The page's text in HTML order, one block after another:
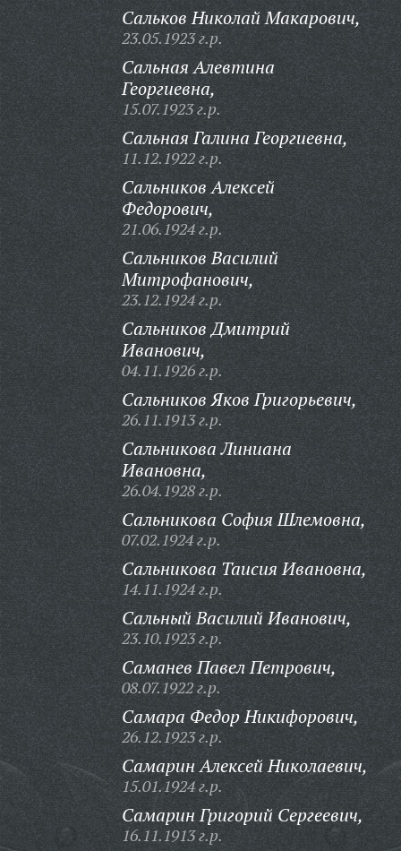
Сальков Николай Макарович,
23.05.1923 г.р.
Сальная Алевтина
Георгиевна,
15.07.1923 г.р.
Сальная Галина Георгиевна,
11.12.1922 г.р.
Сальников Алексей
Федорович,
21.06.1924 г.р.
Сальников Василий
Митрофанович,
23.12.1924 г.р.
Сальников Дмитрий
Иванович,
04.11.1926 г.р.
Сальников Яков Григорьевич,
26.11.1913 г.р.
Сальникова Линиана
Ивановна,
26.04.1928 г.р.
Сальникова София Шлемовна,
07.02.1924 г.р.
Сальникова Таисия Ивановна,
14.11.1924 г.р.
Сальный Василий Иванович,
23.10.1923 г.р.
Саманев Павел Петрович,
08.07.1922 г.р.
Самара Федор Никифорович,
26.12.1923 г.р.
Самарин Алексей Николаевич,
15.01.1924 г.р.
Самарин Григорий Сергеевич,
16.11.1913 г.р.